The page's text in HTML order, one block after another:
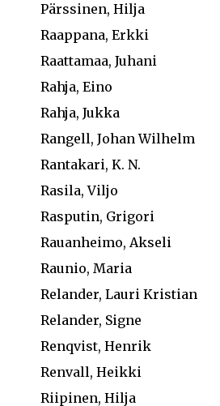
Pärssinen, Hilja
Raappana, Erkki
Raattamaa, Juhani
Rahja, Eino
Rahja, Jukka
Rangell, Johan Wilhelm
Rantakari, K. N.
Rasila, Viljo
Rasputin, Grigori
Rauanheimo, Akseli
Raunio, Maria
Relander, Lauri Kristian
Relander, Signe
Renqvist, Henrik
Renvall, Heikki
Riipinen, Hilja